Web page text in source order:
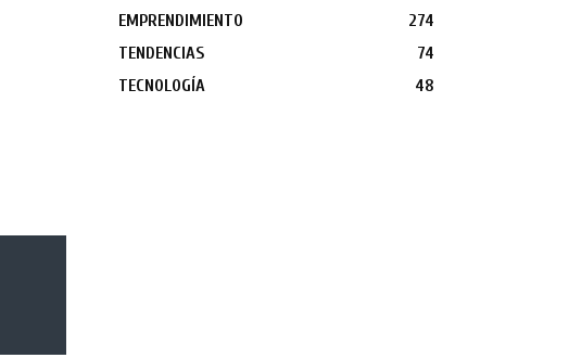
EMPRENDIMIENTO
274
TENDENCIAS
74
TECNOLOGÍA
48